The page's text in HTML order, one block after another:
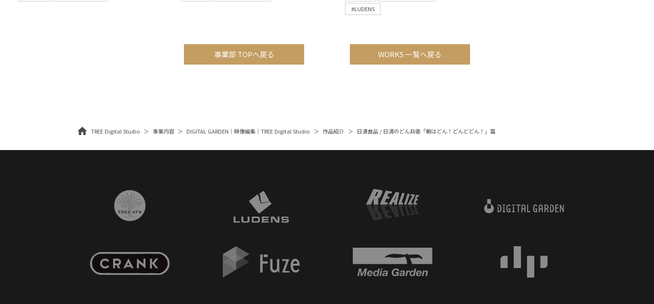
#LUDENS
事業部 TOPへ戻る WORKS 一覧へ戻る
TREE Digital Studio 事業内容 DIGITAL GARDEN｜映像編集｜TREE Digital Studio 作品紹介 日清食品 / 日清のどん兵衛「朝はどん！どんどどん！」篇